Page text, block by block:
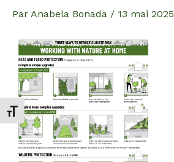
Changer la taille de la police
Par Anabela Bonada / 13 mai 2025